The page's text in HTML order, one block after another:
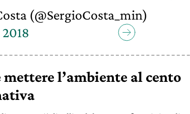
(@SergioCosta_min)
mettere l’ambiente al cento